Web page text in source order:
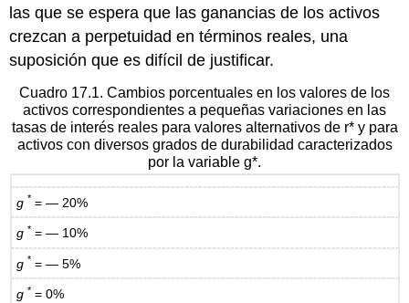
las que se espera que las ganancias de los activos
crezcan a perpetuidad en términos reales, una
suposición que es difícil de justificar.
Cuadro 17.1. Cambios porcentuales en los valores de los
activos correspondientes a pequeñas variaciones en las
tasas de interés reales para valores alternativos de r* y para
activos con diversos grados de durabilidad caracterizados
por la variable g*.
g * = — 20%
g * = — 10%
g * = — 5%
g * = 0%